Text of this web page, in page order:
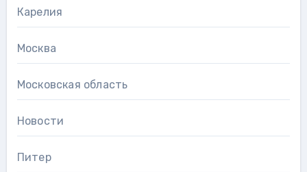
Карелия
Москва
Московская область
Новости
Питер